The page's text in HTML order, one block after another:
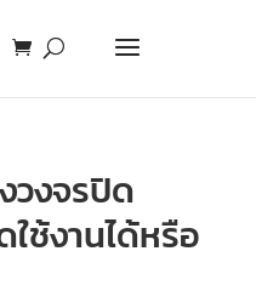
วงจรปิด
ช้งานได้หรือ